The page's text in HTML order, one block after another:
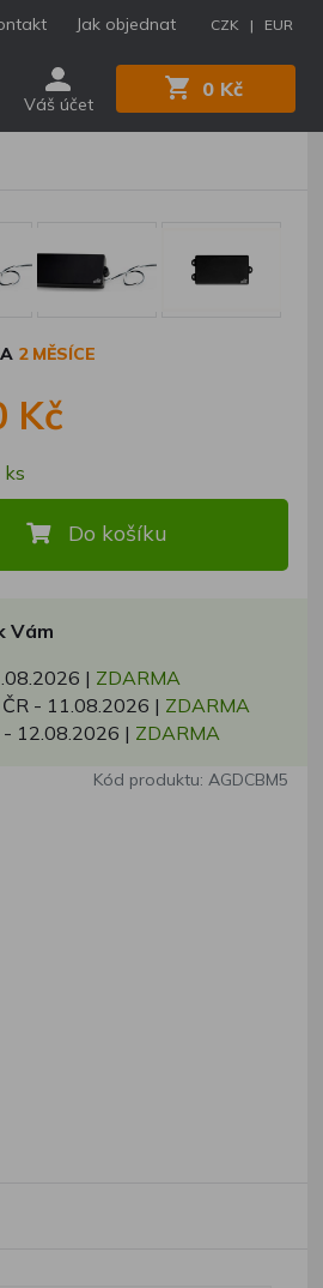
Jak objednat CZK | EUR
Váš účet
0 Kč
2 MĚSÍCE
Kč
ks
Do košíku
Vám
| ZDARMA
- 11.08.2026 | ZDARMA
- 12.08.2026 | ZDARMA
Kód produktu: AGDCBM5